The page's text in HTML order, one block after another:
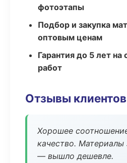
фотоэтапы
Подбор и закупка
оптовым ценам
Гарантия до 5 лет
работ
Отзывы клиентов
Хорошее
качество. Материалы
— вышло дешевле.